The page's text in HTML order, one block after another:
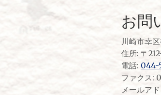
お問
川崎市幸
住所: 〒
電話: 044-
ファクス:
メールア